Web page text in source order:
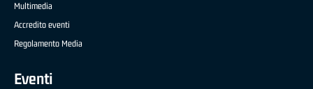
Multimedia
Accredito eventi
Regolamento Media
Eventi